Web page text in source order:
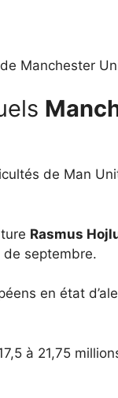
Manchester
de Man
Rasmus
de septembre.
en état
à 21,75